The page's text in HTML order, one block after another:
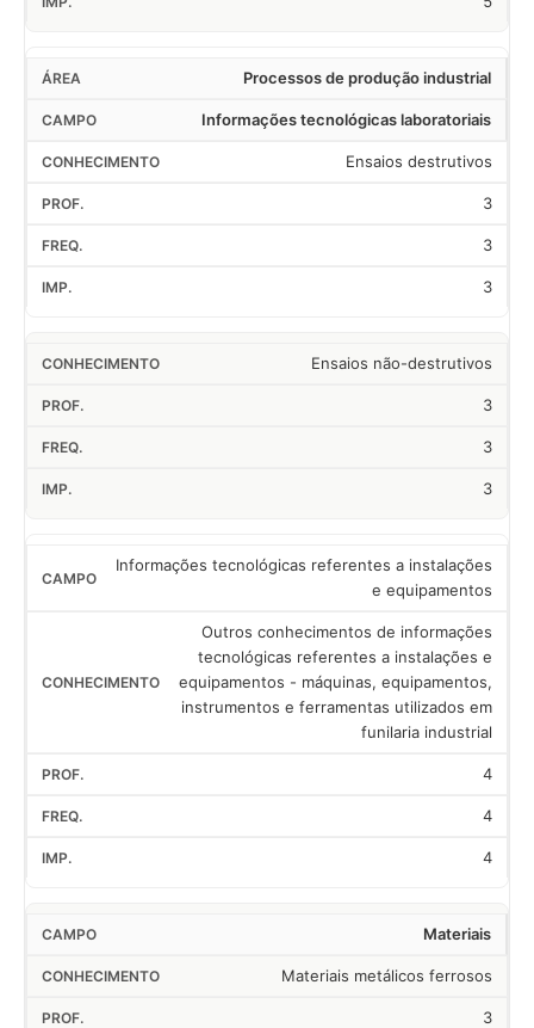
Processos de produção industrial
Informações tecnológicas laboratoriais
Ensaios destrutivos
3
3
3
Ensaios não-destrutivos
3
3
3
Informações tecnológicas referentes a instalações
e equipamentos
Outros conhecimentos de informações
tecnológicas referentes a instalações e
equipamentos - máquinas, equipamentos,
instrumentos e ferramentas utilizados em
funilaria industrial
4
4
4
Materiais
Materiais metálicos ferrosos
3